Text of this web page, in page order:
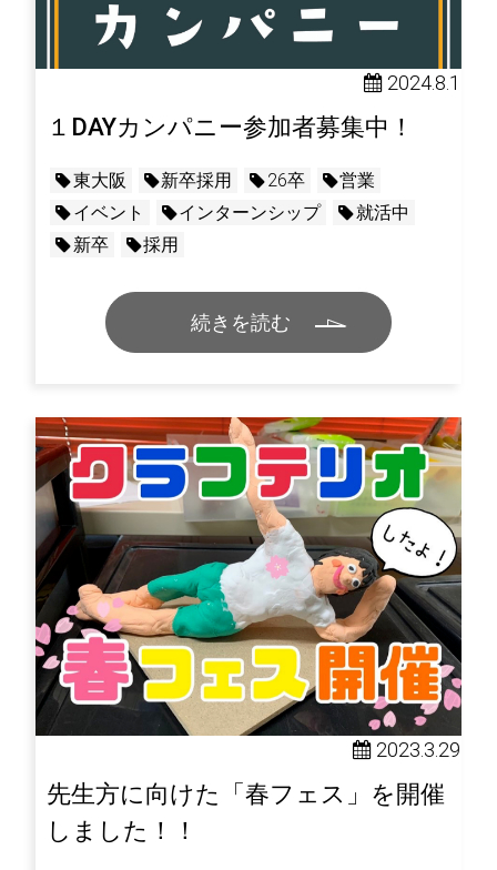
2024.8.1
１DAYカンパニー参加者募集中！
東大阪 新卒採用 26卒
営業
イベント
インターンシップ
就活中
新卒
採用
続きを読む
2023.3.29
先生方に向けた「春フェス」を開催
しました！！